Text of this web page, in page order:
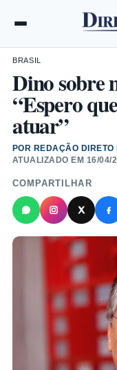
BRASIL
Dino sobre
“Espero
atuar”
POR REDAÇÃO DIRETO
ATUALIZADO EM 16/04/
COMPARTILHAR